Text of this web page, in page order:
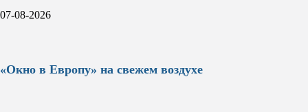
07-08-2026
«Окно в Европу» на свежем воздухе